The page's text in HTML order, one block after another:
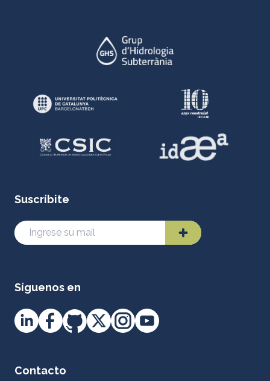
Suscríbite
Síguenos en
Contacto